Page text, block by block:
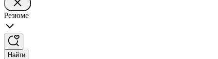
Резюме
Найти